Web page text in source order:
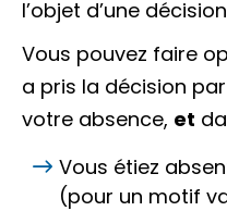
l’objet d’une
Vous pouvez faire
a pris la décision
votre absence, et
Vous étiez
(pour un motif